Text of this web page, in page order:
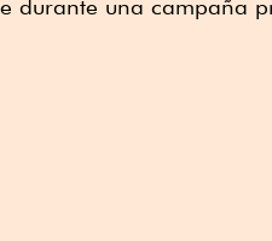
durante una campaña